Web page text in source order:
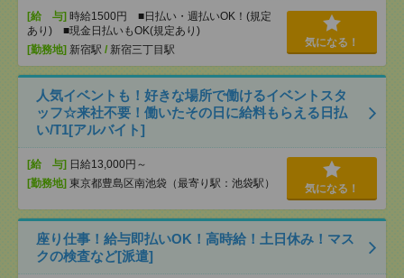
[給 与] 時給1500円 ■日払い・週払いOK！(規定
あり) ■現金日払いもOK(規定あり)
[勤務地] 新宿駅 / 新宿三丁目駅
気になる！
人気イベントも！好きな場所で働けるイベントスタ
ッフ☆来社不要！働いたその日に給料もらえる日払
い/T1[アルバイト]
[給 与] 日給13,000円～
[勤務地] 東京都豊島区南池袋（最寄り駅：池袋駅） 気になる！
座り仕事！給与即払いOK！高時給！土日休み！マス
クの検査など[派遣]